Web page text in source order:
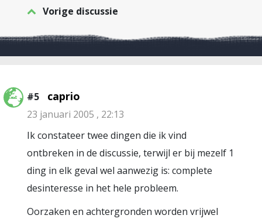
Vorige discussie
#5 caprio
23 januari 2005 , 22:13
Ik constateer twee dingen die ik vind
ontbreken in de discussie, terwijl er bij mezelf 1
ding in elk geval wel aanwezig is: complete
desinteresse in het hele probleem.
Oorzaken en achtergronden worden vrijwel